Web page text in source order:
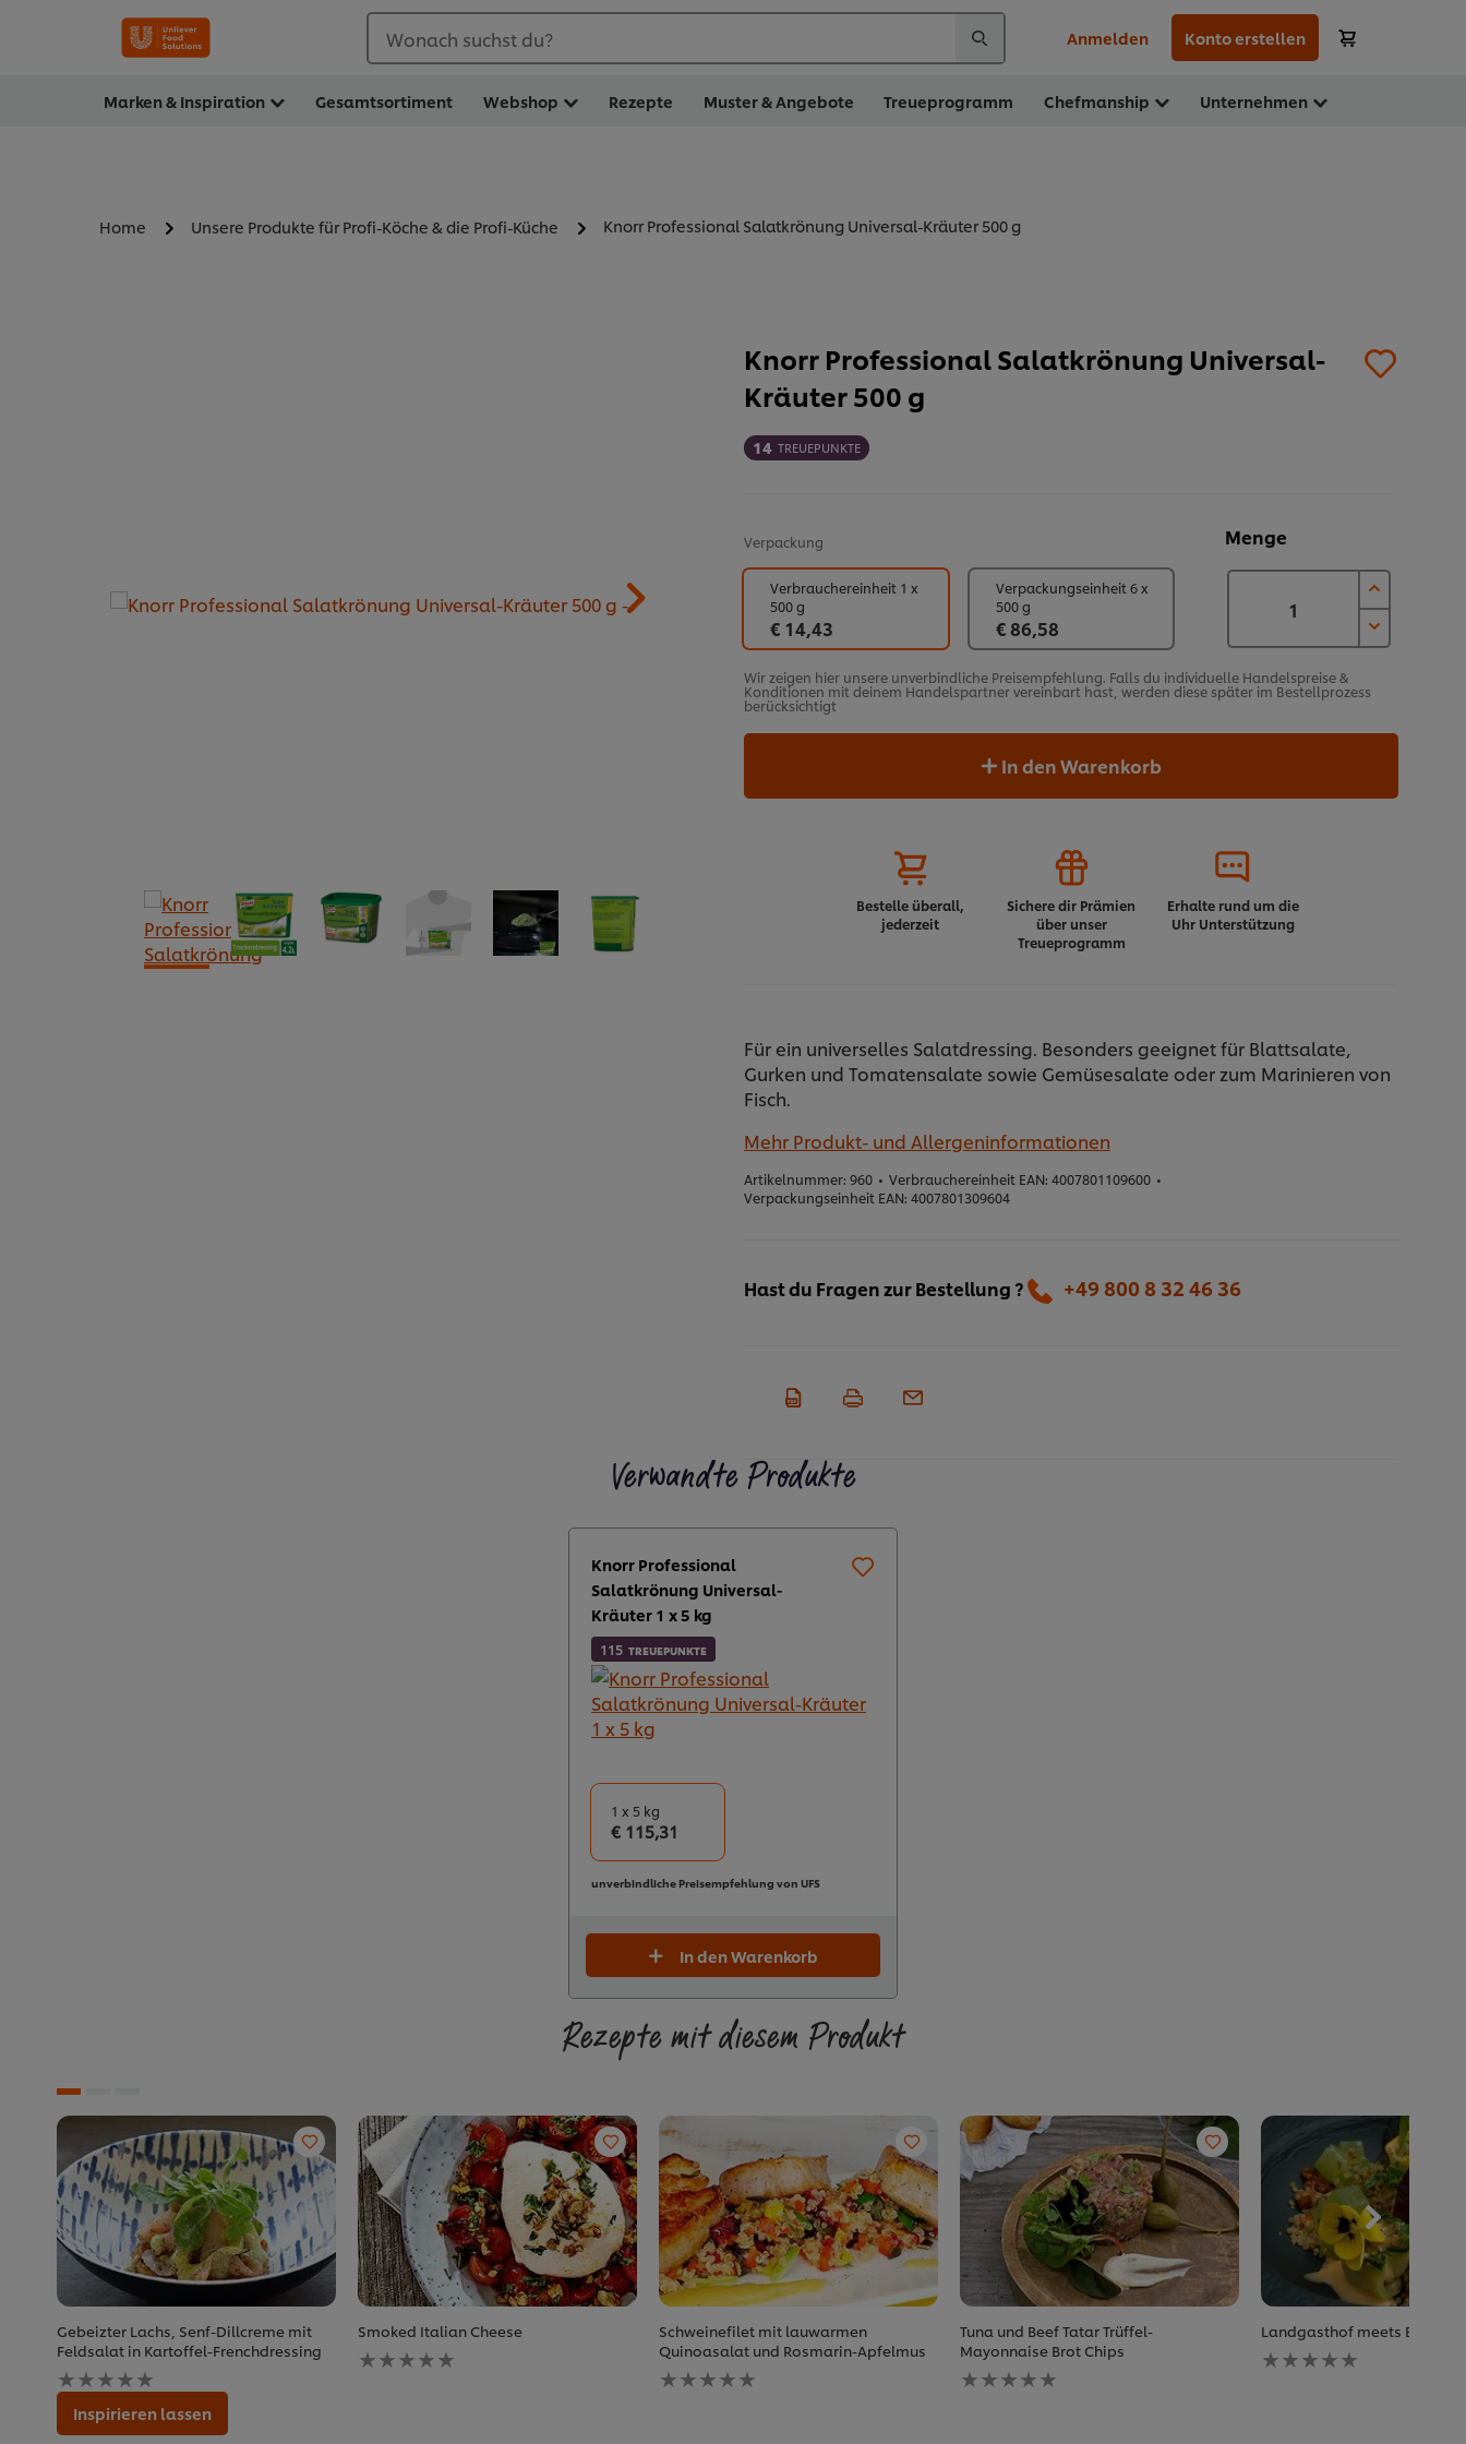
Wonach suchst du? Anmelden Konto erstellen
Marken & Inspiration Gesamtsortiment Webshop Rezepte Muster & Angebote Treueprogramm Chefmanship Unternehmen
Home Unsere Produkte für Profi-Köche & die Profi-Küche Knorr Professional Salatkrönung Universal-Kräuter 500 g
Knorr Professional Salatkrönung Universal-
Kräuter 500 g
14 TREUEPUNKTE
Verpackung Menge
Verbrauchereinheit 1 x
500 g
€ 14,43
Verpackungseinheit 6 x
500 g
€ 86,58
Wir zeigen hier unsere unverbindliche Preisempfehlung. Falls du individuelle Handelspreise &
Konditionen mit deinem Handelspartner vereinbart hast, werden diese später im Bestellprozess
berücksichtigt
In den Warenkorb
Bestelle überall,
jederzeit
Sichere dir Prämien
über unser
Treueprogramm
Erhalte rund um die
Uhr Unterstützung
Für ein universelles Salatdressing. Besonders geeignet für Blattsalate,
Gurken und Tomatensalate sowie Gemüsesalate oder zum Marinieren von
Fisch.
Mehr Produkt- und Allergeninformationen
Artikelnummer: 960 • Verbrauchereinheit EAN: 4007801109600 •
Verpackungseinheit EAN: 4007801309604
Hast du Fragen zur Bestellung ? +49 800 8 32 46 36
Verwandte Produkte
Knorr Professional
Salatkrönung Universal-
Kräuter 1 x 5 kg
115 TREUEPUNKTE
1 x 5 kg
€ 115,31
unverbindliche Preisempfehlung von UFS
In den Warenkorb
Rezepte mit diesem Produkt
Gebeizter Lachs, Senf-Dillcreme mit
Feldsalat in Kartoffel-Frenchdressing
Keine
Bewertungen
für
dieses
Smoked Italian Cheese
Keine
Bewertungen
Schweinefilet mit lauwarmen
Quinoasalat und Rosmarin-Apfelmus
Keine
Bewertungen
Tuna und Beef Tatar Trüffel-
Mayonnaise Brot Chips
Keine
Bewertungen
Landgasthof meets Bowl
Keine
Bewertungen
Inspirieren lassen